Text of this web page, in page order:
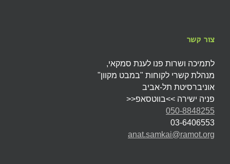
צור קשר
לתמיכה ושרות פנו לענת סמקאי,
מנהלת קשרי לקוחות "במבט מקוון"
אוניברסיטת תל-אביב
פניה ישירה >>בווטסאפ<<
050-8848255
03-6406553
anat.samkai@ramot.org